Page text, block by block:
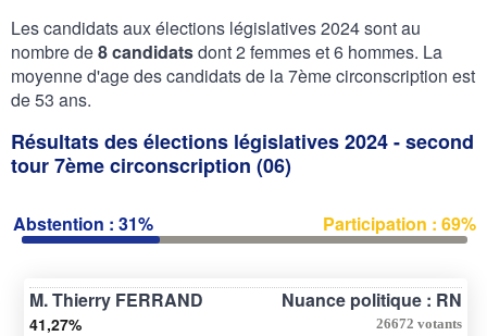
Les candidats aux élections législatives 2024 sont au
nombre de8 candidatsdont 2 femmes et 6 hommes. La
moyenne d'age des candidats de la 7ème circonscription est
de 53 ans.
Résultats des élections législatives 2024 - second
tour 7ème circonscription (06)
Abstention : 31% Participation : 69%
M. Thierry FERRAND Nuance politique : RN
41,27% 26672 votants